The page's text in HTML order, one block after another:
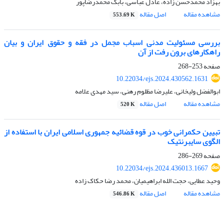
مشاهده مقاله
اصل مقاله 553.69 K
بررسی مسئولیت مدنی اسباب مجمل در فقه و حقوق ایران و بیان
راهکارهای برون رفت از آن
صفحه253-268
10.22034/ejs.2024.430562.1631
ابوالفضل ولیخانی، علیرضا مظلوم رهنی، سید مهدی علامه
مشاهده مقاله
اصل مقاله 520 K
تبیین حکمرانی خوب در قوه قضائیه جمهوری اسلامی ایران با استفاده از
الگوی سایبرنتیک
صفحه269-286
10.22034/ejs.2024.436013.1667
وحید عطایی، حجت الله ابراهیمیان، محمد رضا حکاک زاده
مشاهده مقاله
اصل مقاله 546.86 K